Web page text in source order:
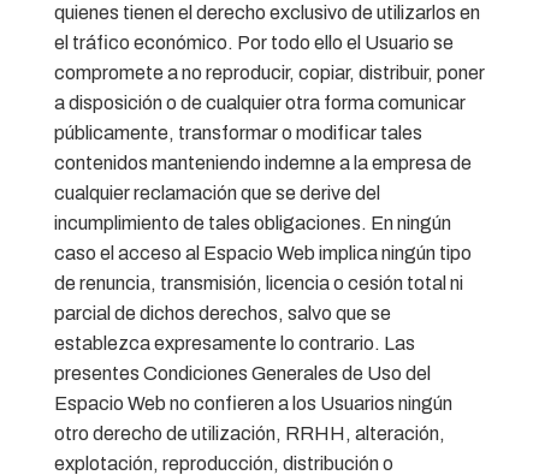
quienes tienen el derecho exclusivo de utilizarlos en
el tráfico económico. Por todo ello el Usuario se
compromete a no reproducir, copiar, distribuir, poner
a disposición o de cualquier otra forma comunicar
públicamente, transformar o modificar tales
contenidos manteniendo indemne a la empresa de
cualquier reclamación que se derive del
incumplimiento de tales obligaciones. En ningún
caso el acceso al Espacio Web implica ningún tipo
de renuncia, transmisión, licencia o cesión total ni
parcial de dichos derechos, salvo que se
establezca expresamente lo contrario. Las
presentes Condiciones Generales de Uso del
Espacio Web no confieren a los Usuarios ningún
otro derecho de utilización, RRHH, alteración,
explotación, reproducción, distribución o